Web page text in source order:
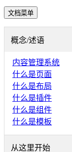
文档菜单
概念/述语
内容管理系统
什么是页面
什么是布局
什么是插件
什么是组件
什么是模板
从这里开始